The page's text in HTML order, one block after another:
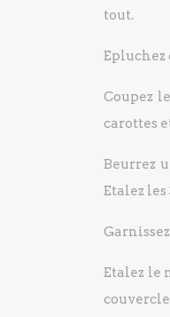
tout.
Epluchez
Coupez
carottes
Beurrez
Etalez
Etalez le